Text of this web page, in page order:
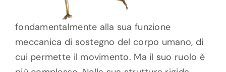
fondamentalmente alla sua funzione
meccanica di sostegno del corpo umano, di
cui permette il movimento. Ma il suo ruolo è